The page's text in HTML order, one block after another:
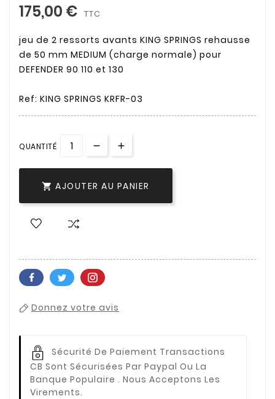
175,00 € TTC
jeu de 2 ressorts avants KING SPRINGS rehausse
de 50 mm MEDIUM (charge normale) pour
DEFENDER 90 110 et 130
Ref: KING SPRINGS KRFR-03
QUANTITÉ
 AJOUTER AU PANIER
Donnez votre avis
Sécurité De Paiement Transactions
CB Sont Sécurisées Par Paypal Ou La
Banque Populaire . Nous Acceptons Les
Virements.